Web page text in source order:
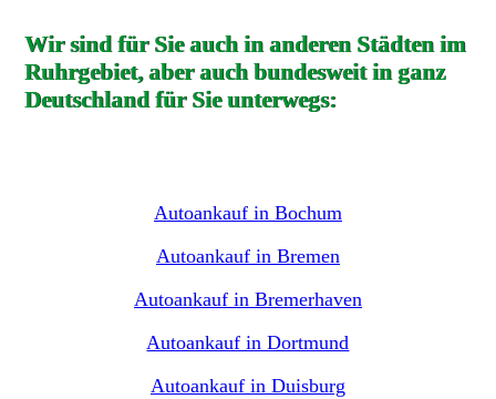
Wir sind für Sie auch in anderen Städten im
Ruhrgebiet, aber auch bundesweit in ganz
Deutschland für Sie unterwegs:
Autoankauf in Bochum
Autoankauf in Bremen
Autoankauf in Bremerhaven
Autoankauf in Dortmund
Autoankauf in Duisburg